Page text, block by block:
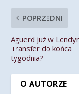
POPRZEDNI
Aguerd już w
Transfer do końca
tygodnia?
O AUTORZE